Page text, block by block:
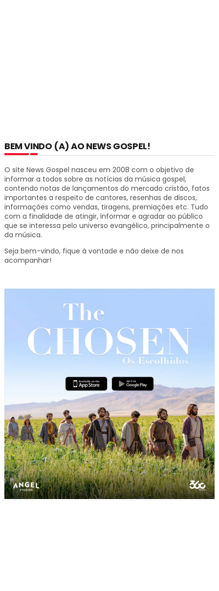
BEM VINDO (A) AO NEWS GOSPEL!
O site News Gospel nasceu em 2008 com o objetivo de
informar a todos sobre as notícias da música gospel,
contendo notas de lançamentos do mercado cristão, fatos
importantes a respeito de cantores, resenhas de discos,
informações como vendas, tiragens, premiações etc. Tudo
com a finalidade de atingir, informar e agradar ao público
que se interessa pelo universo evangélico, principalmente o
da música.
Seja bem-vindo, fique à vontade e não deixe de nos
acompanhar!